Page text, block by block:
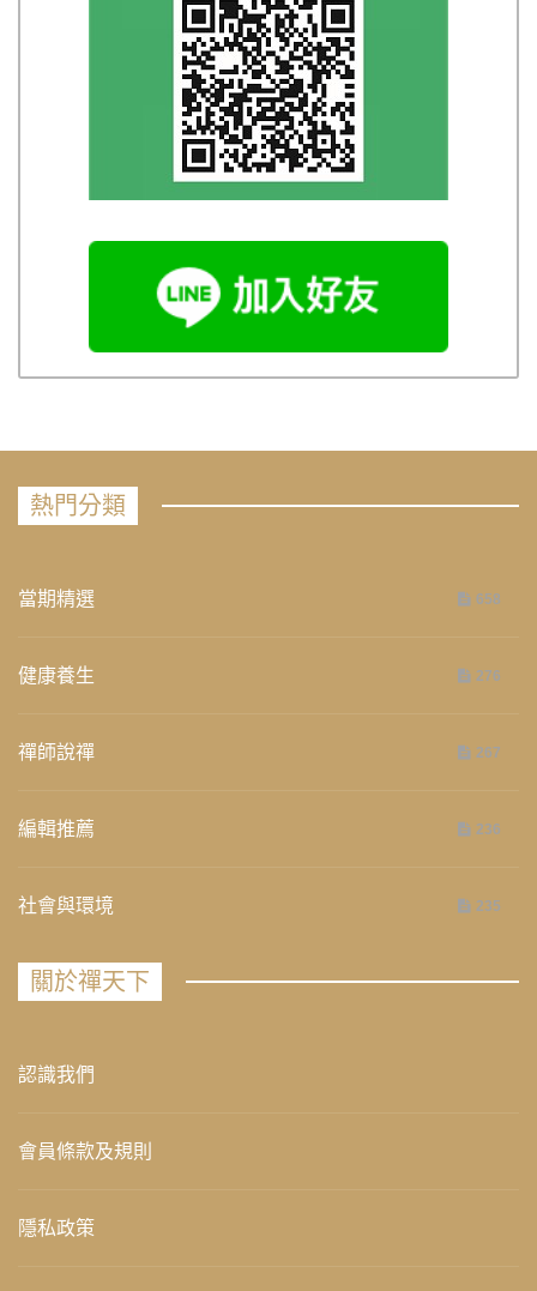
熱門分類
當期精選 658
健康養生 276
禪師說禪 267
編輯推薦 236
社會與環境 235
關於禪天下
認識我們
會員條款及規則
隱私政策